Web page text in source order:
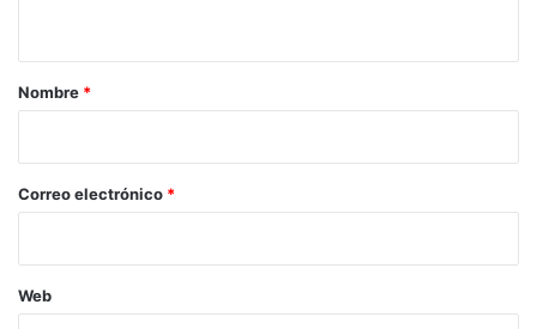
r
*
Nombre *
Correo electrónico *
Web